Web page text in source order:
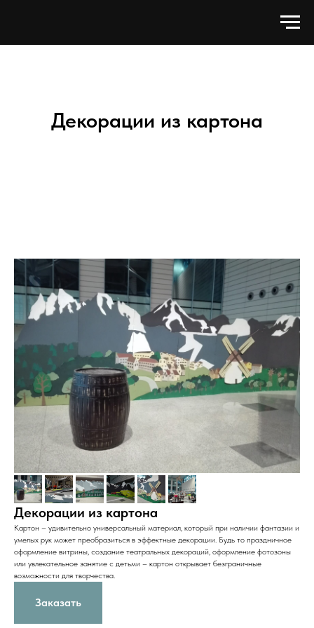
Декорации из картона
Декорации из картона
Картон – удивительно универсальный материал, который при наличии фантазии и
умелых рук может преобразиться в эффектные декорации. Будь то праздничное
оформление витрины, создание театральных декораций, оформление фотозоны
или увлекательное занятие с детьми – картон открывает безграничные
возможности для творчества.
Заказать